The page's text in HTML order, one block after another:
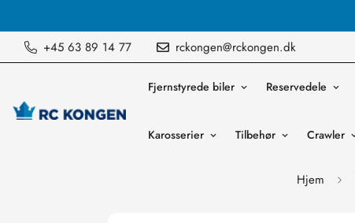
+45 63 89 14 77 rckongen@rckongen.dk
Fjernstyrede biler Reservedele
Karosserier Tilbehør Crawler
Hjem